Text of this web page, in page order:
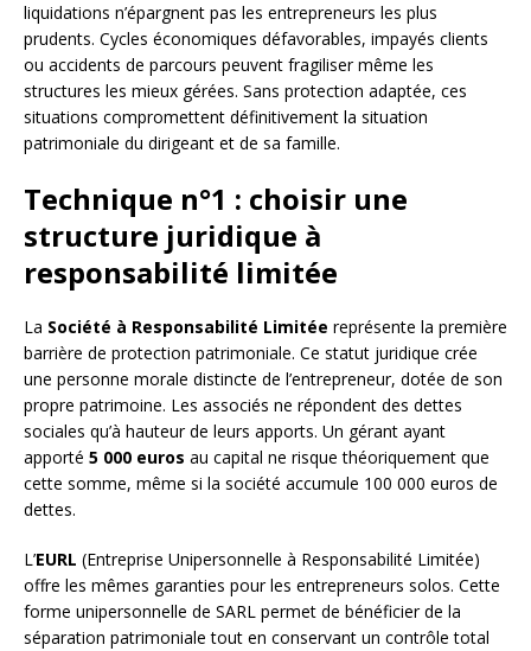
liquidations n’épargnent pas les entrepreneurs les plus
prudents. Cycles économiques défavorables, impayés clients
ou accidents de parcours peuvent fragiliser même les
structures les mieux gérées. Sans protection adaptée, ces
situations compromettent définitivement la situation
patrimoniale du dirigeant et de sa famille.
Technique n°1 : choisir une
structure juridique à
responsabilité limitée
La Société à Responsabilité Limitée représente la première
barrière de protection patrimoniale. Ce statut juridique crée
une personne morale distincte de l’entrepreneur, dotée de son
propre patrimoine. Les associés ne répondent des dettes
sociales qu’à hauteur de leurs apports. Un gérant ayant
apporté 5 000 euros au capital ne risque théoriquement que
cette somme, même si la société accumule 100 000 euros de
dettes.
L’EURL (Entreprise Unipersonnelle à Responsabilité Limitée)
offre les mêmes garanties pour les entrepreneurs solos. Cette
forme unipersonnelle de SARL permet de bénéficier de la
séparation patrimoniale tout en conservant un contrôle total